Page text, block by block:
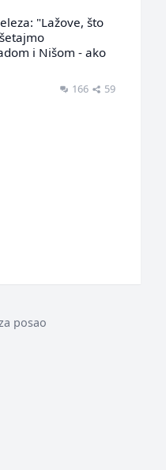
"Lažove, što
i Nišom - ako
166 59
posao